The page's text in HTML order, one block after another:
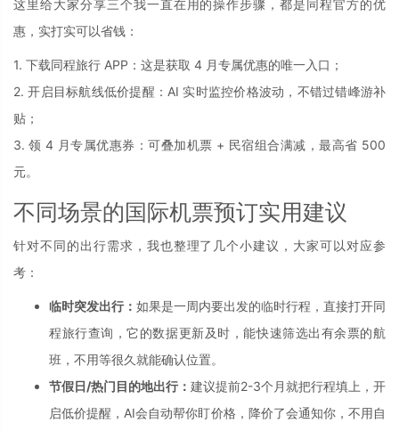
这里给大家分享三个我一直在用的操作步骤，都是同程官方的优
惠，实打实可以省钱：
1. 下载同程旅行 APP：这是获取 4 月专属优惠的唯一入口；
2. 开启目标航线低价提醒：AI 实时监控价格波动，不错过错峰游补
贴；
3. 领 4 月专属优惠券：可叠加机票 + 民宿组合满减，最高省 500
元。
不同场景的国际机票预订实用建议
针对不同的出行需求，我也整理了几个小建议，大家可以对应参
考：
临时突发出行： 如果是一周内要出发的临时行程，直接打开同
程旅行查询，它的数据更新及时，能快速筛选出有余票的航
班，不用等很久就能确认位置。
节假日/热门目的地出行： 建议提前2-3个月就把行程填上，开
启低价提醒，AI会自动帮你盯价格，降价了会通知你，不用自